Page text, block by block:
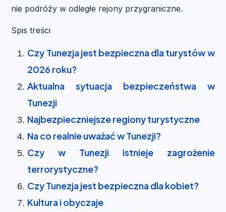
nie podróży w odległe rejony przygraniczne.
Spis treści
Czy Tunezja jest bezpieczna dla turystów w
2026 roku?
Aktualna sytuacja bezpieczeństwa w
Tunezji
Najbezpieczniejsze regiony turystyczne
Na co realnie uważać w Tunezji?
Czy w Tunezji istnieje zagrożenie
terrorystyczne?
Czy Tunezja jest bezpieczna dla kobiet?
Kultura i obyczaje